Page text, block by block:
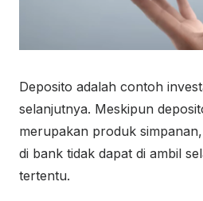
Deposito adalah contoh
selanjutnya. Meskipun
merupakan produk
di bank tidak dapat di ambil
tertentu.